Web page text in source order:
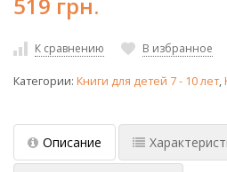
К сравнению В избранное
Категории: Книги для детей 7 - 10 лет,
Описание